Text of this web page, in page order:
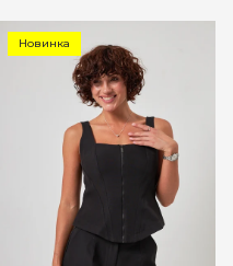
Новинка